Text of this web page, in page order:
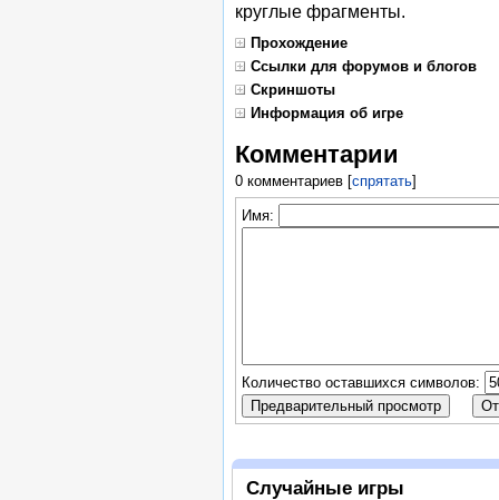
круглые фрагменты.
Прохождение
Ссылки для форумов и блогов
Скриншоты
Информация об игре
Комментарии
0 комментариев[спрятать]
Имя:
Количество оставшихся символов:
Случайные игры